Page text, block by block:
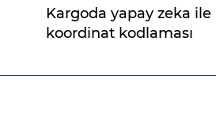
Kargoda yapay zeka ile
koordinat kodlaması